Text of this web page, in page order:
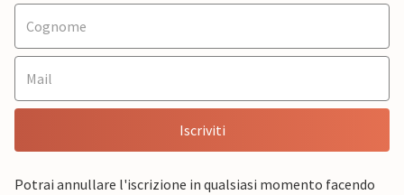
Iscriviti
Potrai annullare l'iscrizione in qualsiasi momento facendo